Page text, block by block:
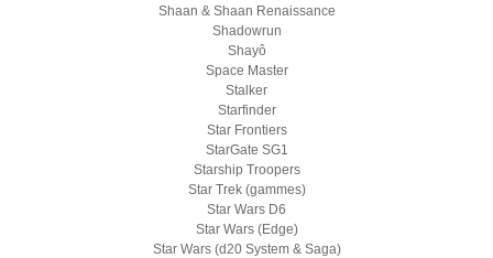
Shaan & Shaan Renaissance
Shadowrun
Shayô
Space Master
Stalker
Starfinder
Star Frontiers
StarGate SG1
Starship Troopers
Star Trek (gammes)
Star Wars D6
Star Wars (Edge)
Star Wars (d20 System & Saga)